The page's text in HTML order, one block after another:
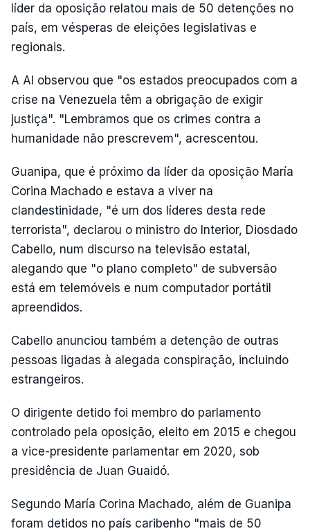
líder da oposição relatou mais de 50 detenções no
país, em vésperas de eleições legislativas e
regionais.
A AI observou que "os estados preocupados com a
crise na Venezuela têm a obrigação de exigir
justiça". "Lembramos que os crimes contra a
humanidade não prescrevem", acrescentou.
Guanipa, que é próximo da líder da oposição María
Corina Machado e estava a viver na
clandestinidade, "é um dos líderes desta rede
terrorista", declarou o ministro do Interior, Diosdado
Cabello, num discurso na televisão estatal,
alegando que "o plano completo" de subversão
está em telemóveis e num computador portátil
apreendidos.
Cabello anunciou também a detenção de outras
pessoas ligadas à alegada conspiração, incluindo
estrangeiros.
O dirigente detido foi membro do parlamento
controlado pela oposição, eleito em 2015 e chegou
a vice-presidente parlamentar em 2020, sob
presidência de Juan Guaidó.
Segundo María Corina Machado, além de Guanipa
foram detidos no país caribenho "mais de 50